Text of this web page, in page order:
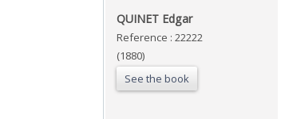
‎QUINET Edgar‎
Reference : 22222
(1880)
See the book